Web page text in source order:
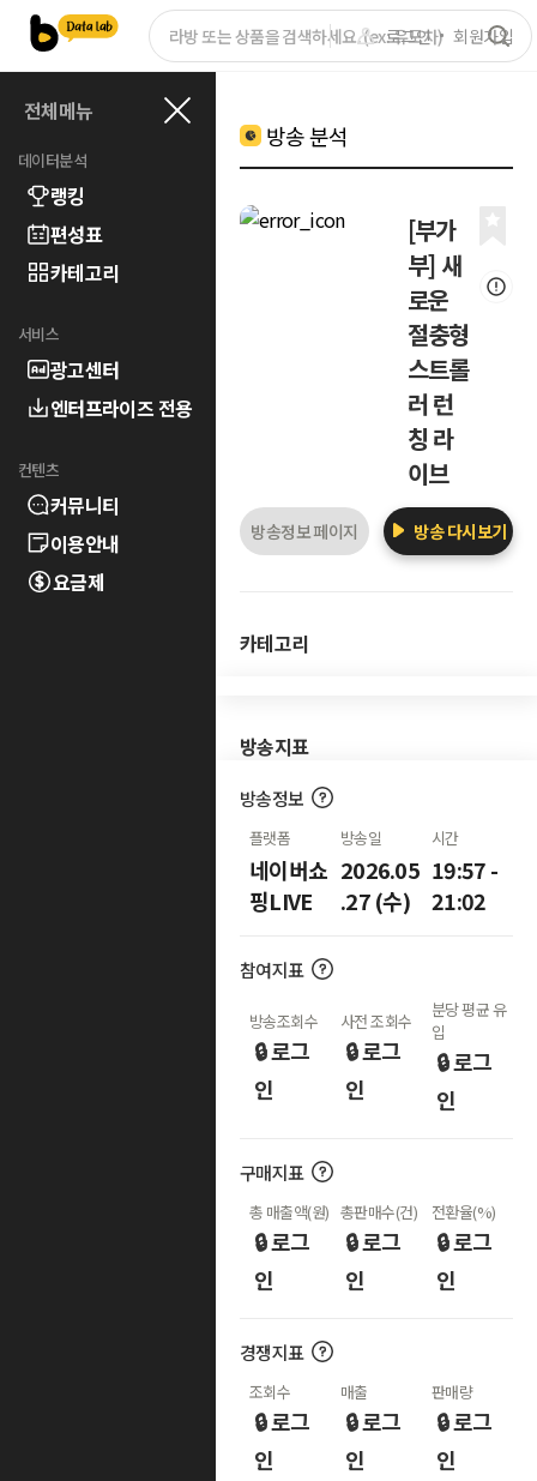
로그인 회원가입
전체메뉴
데이터분석
랭킹
편성표
카테고리
서비스
광고센터
엔터프라이즈 전용
컨텐츠
커뮤니티
이용안내
요금제
방송 분석
[부가
부] 새
로운
절충형
스트롤
러 런
칭 라
이브
방송정보 페이지 방송 다시보기
카테고리
방송지표
방송정보
플랫폼
네이버쇼
핑LIVE
방송일
2026.05
.27 (수)
시간
19:57 -
21:02
참여지표
방송조회수
🔒 로그
인
사전 조회수
🔒 로그
인
분당 평균 유
입
🔒 로그
인
구매지표
총 매출액(원)
🔒 로그
인
총판매수(건)
🔒 로그
인
전환율(%)
🔒 로그
인
경쟁지표
조회수
🔒 로그
인
매출
🔒 로그
인
판매량
🔒 로그
인